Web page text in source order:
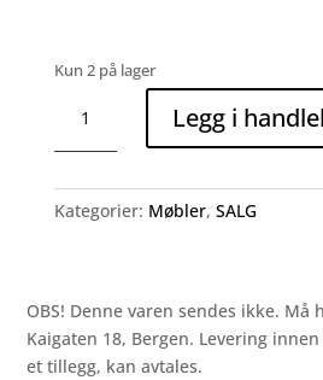
Kun 2 på lager
i
(beige)
Legg i
Kategorier: Møbler, SALG
OBS! Denne varen sendes ikke.
Kaigaten 18, Bergen. Levering
et tillegg, kan avtales.